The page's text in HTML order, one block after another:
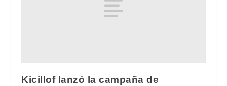
Kicillof lanzó la campaña de